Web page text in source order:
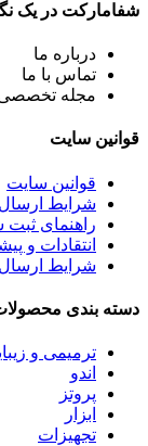
شفامارکت در یک
درباره ما
تماس با ما
مجله
قوانین سایت
قوانین سایت
شرایط ارسال
راهنمای
انتقادات و
شرایط ارسال
دسته بندی
ترمیمی و
اندو
پروتز
ابزار
تجهیزات